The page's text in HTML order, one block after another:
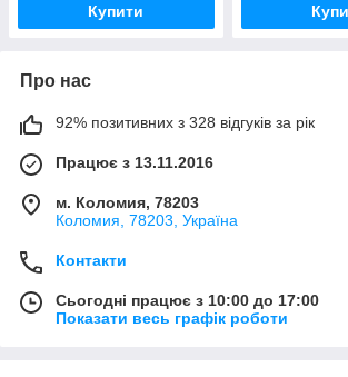
Купити
Про нас
92% позитивних з 328 відгуків за рік
Працює з 13.11.2016
м. Коломия, 78203
Коломия, 78203, Україна
Контакти
Сьогодні працює з 10:00 до 17:00
Показати весь графік роботи